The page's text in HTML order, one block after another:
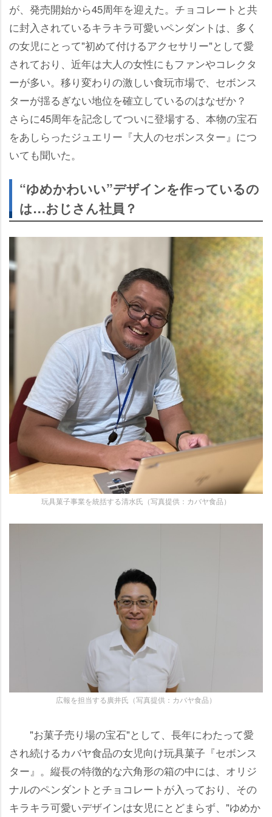
が、発売開始から45周年を迎えた。チョコレートと共
に封入されているキラキラ可愛いペンダントは、多く
の女児にとって"初めて付けるアクセサリー"として愛
されており、近年は大人の女性にもファンやコレクタ
ーが多い。移り変わりの激しい食玩市場で、セボンス
ターが揺るぎない地位を確立しているのはなぜか？
さらに45周年を記念してついに登場する、本物の宝石
をあしらったジュエリー『大人のセボンスター』につ
いても聞いた。
“ゆめかわいい”デザインを作っているの
は…おじさん社員？
玩具菓子事業を統括する清水氏（写真提供：カバヤ食品）
広報を担当する廣井氏（写真提供：カバヤ食品）
"お菓子売り場の宝石"として、長年にわたって愛
され続けるカバヤ食品の女児向け玩具菓子『セボンス
ター』。縦長の特徴的な六角形の箱の中には、オリジ
ナルのペンダントとチョコレートが入っており、その
キラキラ可愛いデザインは女児にとどまらず、"ゆめか